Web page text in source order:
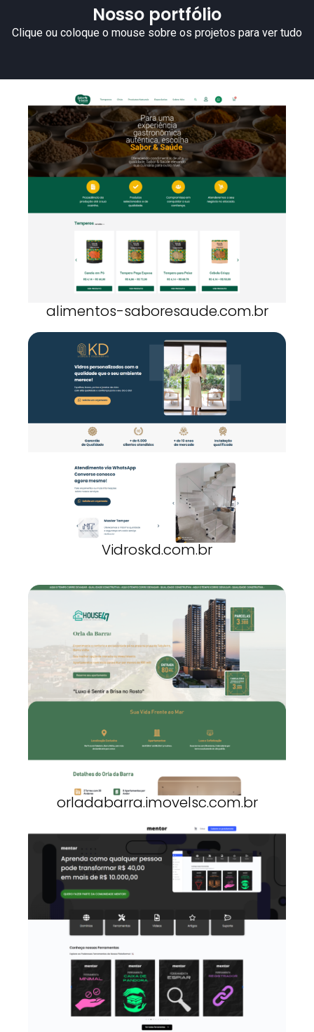
Nosso portfólio
Clique ou coloque o mouse sobre os projetos para ver tudo
alimentos-saboresaude.com.br
Vidroskd.com.br
orladabarra.imovelsc.com.br